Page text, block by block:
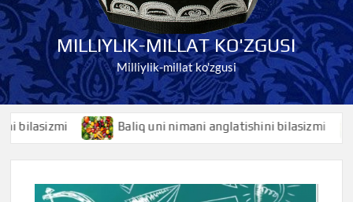
MILLIYLIK-MILLAT KO'ZGUSI
Milliylik-millat ko'zgusi
Baliq uni nimani anglatishini bilasizmi